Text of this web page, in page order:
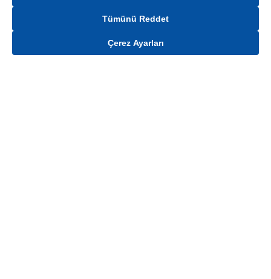
Gelince Haber Ver
Tümünü Reddet
Çerez Ayarları